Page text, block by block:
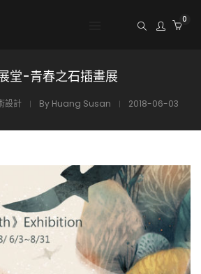
0
堂-青春之石插畫展
設計 By Huang Susan 2018-06-03